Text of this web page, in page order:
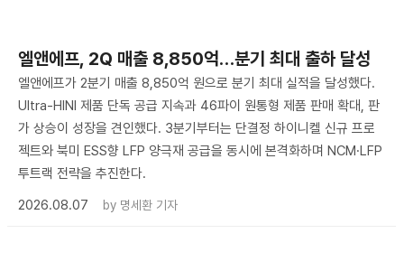
엘앤에프, 2Q 매출 8,850억…분기 최대 출하 달성
엘앤에프가 2분기 매출 8,850억 원으로 분기 최대 실적을 달성했다.
Ultra-HINI 제품 단독 공급 지속과 46파이 원통형 제품 판매 확대, 판
가 상승이 성장을 견인했다. 3분기부터는 단결정 하이니켈 신규 프로
젝트와 북미 ESS향 LFP 양극재 공급을 동시에 본격화하며 NCM·LFP
투트랙 전략을 추진한다.
2026.08.07
by 명세환 기자